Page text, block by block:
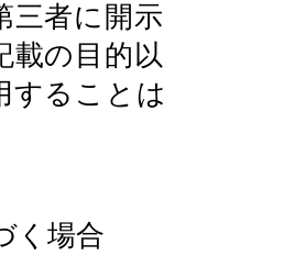
三者に開示
載の目的以
することは
く場合